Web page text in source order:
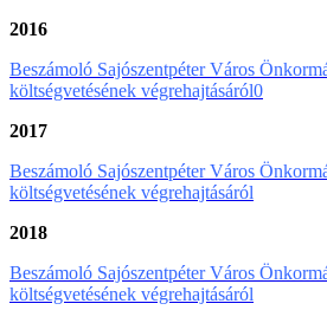
2016
Beszámoló Sajószentpéter Város
költségvetésének végrehajtásáról0
2017
Beszámoló Sajószentpéter Város
költségvetésének végrehajtásáról
2018
Beszámoló Sajószentpéter Város
költségvetésének végrehajtásáról